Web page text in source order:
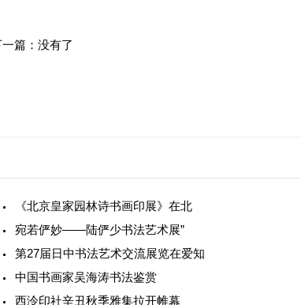
篇：没有了
《北京皇家园林诗书画印展》在北
宛若俨妙——陆俨少书法艺术展”
第27届日中书法艺术交流展览在爱知
中国书画家吴海涛书法鉴赏
西泠印社辛丑秋季雅集拉开帷幕